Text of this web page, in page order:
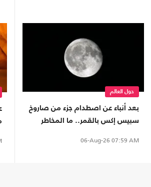
حول العالم
بعد أنباء عن اصطدام جزء من صاروخ
سبيس إكس بالقمر.. ما المخاطر
06-Aug-26 07:59 AM